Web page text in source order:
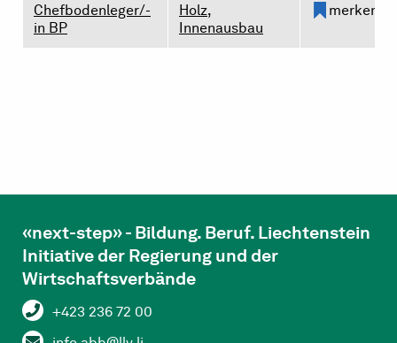
Chefbodenleger/-
in BP
Holz,
Innenausbau
merken
«next-step» - Bildung. Beruf. Liechtenstein
Initiative der Regierung und der
Wirtschaftsverbände
+423 236 72 00